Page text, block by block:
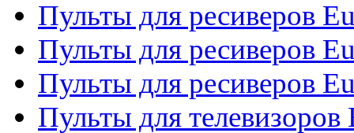
Пульты для ресиверов
Пульты для ресиверов
Пульты для ресиверов
Пульты для телевизоров